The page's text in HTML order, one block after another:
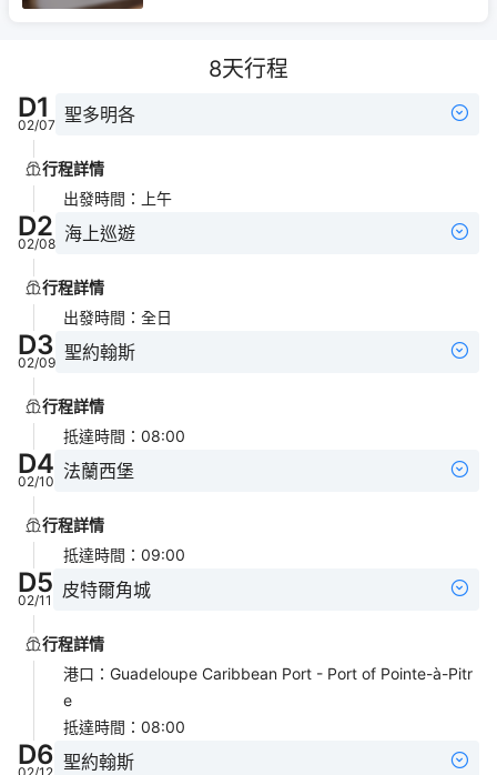
8天行程
D1
02/07 聖多明各
行程詳情
出發時間 ： 上午
D2
02/08 海上巡遊
行程詳情
出發時間 ： 全日
D3
02/09 聖約翰斯
行程詳情
抵達時間 ： 08:00
D4
02/10 法蘭西堡
行程詳情
抵達時間 ： 09:00
D5
02/11 皮特爾角城
行程詳情
港口 ： Guadeloupe Caribbean Port - Port of Pointe-à-Pitr
e
抵達時間 ： 08:00
D6 聖約翰斯